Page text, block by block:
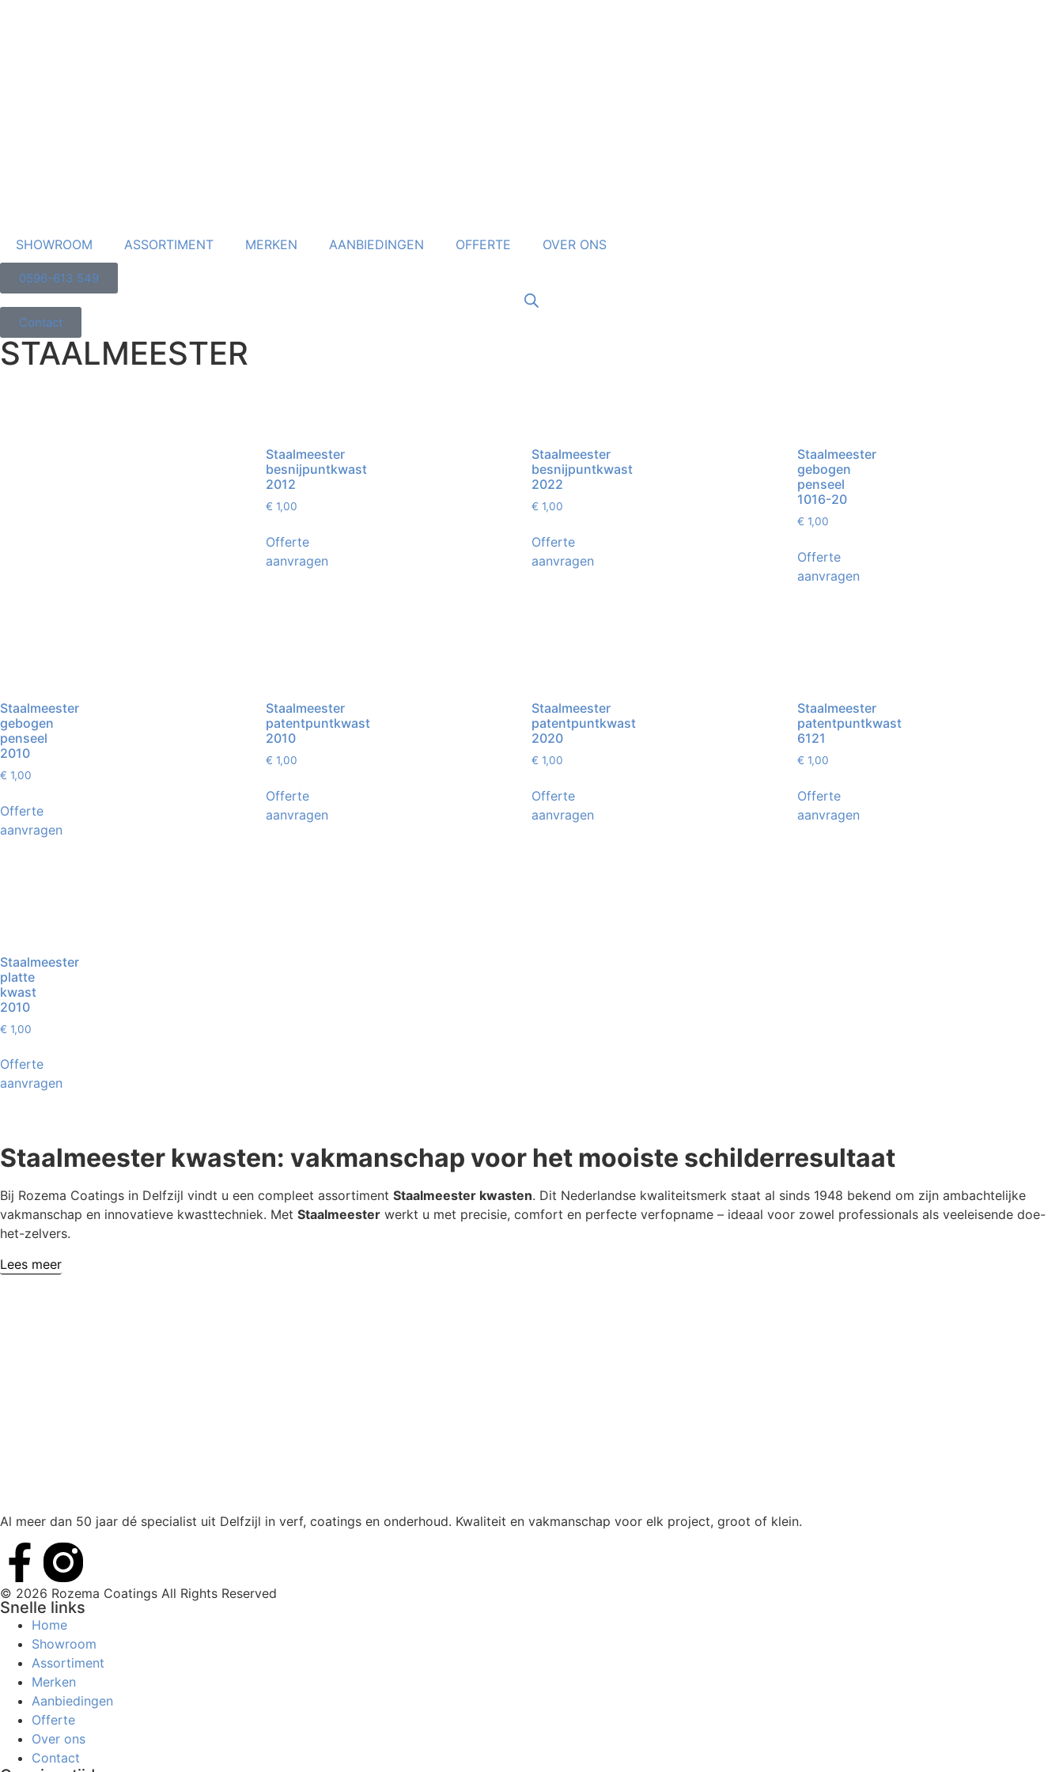
SHOWROOM ASSORTIMENT MERKEN AANBIEDINGEN OFFERTE OVER ONS
0596-613 549
Contact
STAALMEESTER
Staalmeester
besnijpuntkwast
2012
€ 1,00
Offerte
aanvragen
Staalmeester
besnijpuntkwast
2022
€ 1,00
Offerte
aanvragen
Staalmeester
gebogen
penseel
1016-20
€ 1,00
Offerte
aanvragen
Staalmeester
gebogen
penseel
2010
€ 1,00
Offerte
aanvragen
Staalmeester
patentpuntkwast
2010
€ 1,00
Offerte
aanvragen
Staalmeester
patentpuntkwast
2020
€ 1,00
Offerte
aanvragen
Staalmeester
patentpuntkwast
6121
€ 1,00
Offerte
aanvragen
Staalmeester
platte
kwast
2010
€ 1,00
Offerte
aanvragen
Staalmeester kwasten: vakmanschap voor het mooiste schilderresultaat
Bij Rozema Coatings in Delfzijl vindt u een compleet assortiment Staalmeester kwasten. Dit Nederlandse kwaliteitsmerk staat al sinds 1948 bekend om zijn ambachtelijke
vakmanschap en innovatieve kwasttechniek. Met Staalmeester werkt u met precisie, comfort en perfecte verfopname – ideaal voor zowel professionals als veeleisende doe-
het-zelvers.
Lees meer
Al meer dan 50 jaar dé specialist uit Delfzijl in verf, coatings en onderhoud. Kwaliteit en vakmanschap voor elk project, groot of klein.
© 2026 Rozema Coatings All Rights Reserved
Snelle links
Home
Showroom
Assortiment
Merken
Aanbiedingen
Offerte
Over ons
Contact